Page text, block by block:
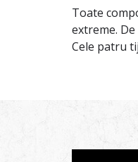
Toate
extreme.
Cele patru